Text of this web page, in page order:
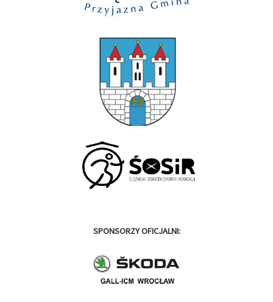
SPONSORZY OFICJALNI: